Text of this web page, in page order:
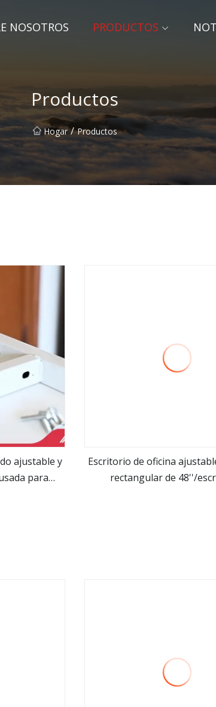
NOSOTROS PRODUCTOS
Productos
Hogar / Productos
ajustable y
para
ver más
Escritorio de oficina
rectangular de 48''/